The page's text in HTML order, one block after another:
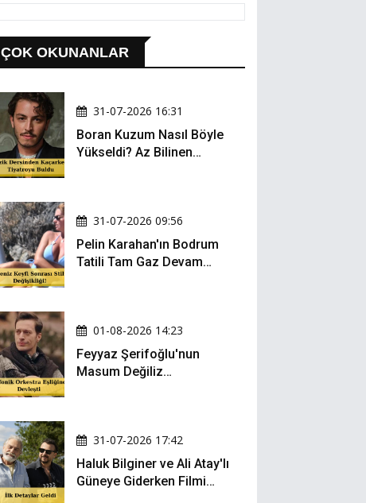
ÇOK OKUNANLAR
31-07-2026 16:31
Boran Kuzum Nasıl Böyle
Yükseldi? Az Bilinen
31-07-2026 09:56
Pelin Karahan'ın Bodrum
Tatili Tam Gaz Devam
01-08-2026 14:23
Feyyaz Şerifoğlu'nun
Masum Değiliz
31-07-2026 17:42
Haluk Bilginer ve Ali Atay'lı
Güneye Giderken Filmi